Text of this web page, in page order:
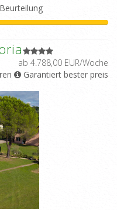
ab 4.788,00 EUR/Woche
Garantiert bester preis